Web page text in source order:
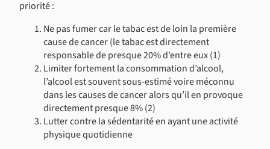
priorité :
Ne pas fumer car le tabac est de loin la première
cause de cancer (le tabac est directement
responsable de presque 20% d’entre eux (1)
Limiter fortement la consommation d’alcool,
l’alcool est souvent sous-estimé voire méconnu
dans les causes de cancer alors qu’il en provoque
directement presque 8% (2)
Lutter contre la sédentarité en ayant une activité
physique quotidienne